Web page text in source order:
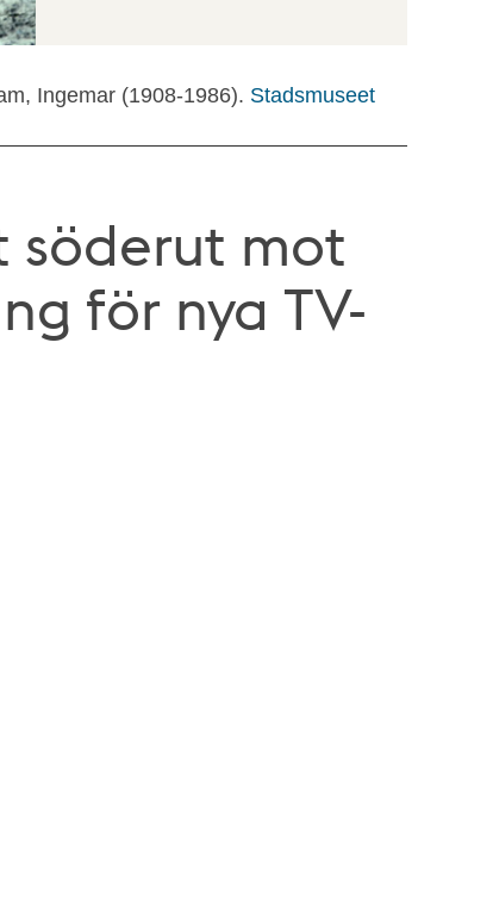
Ingemar (1908-1986). Stadsmuseet
söderut mot
för nya TV-